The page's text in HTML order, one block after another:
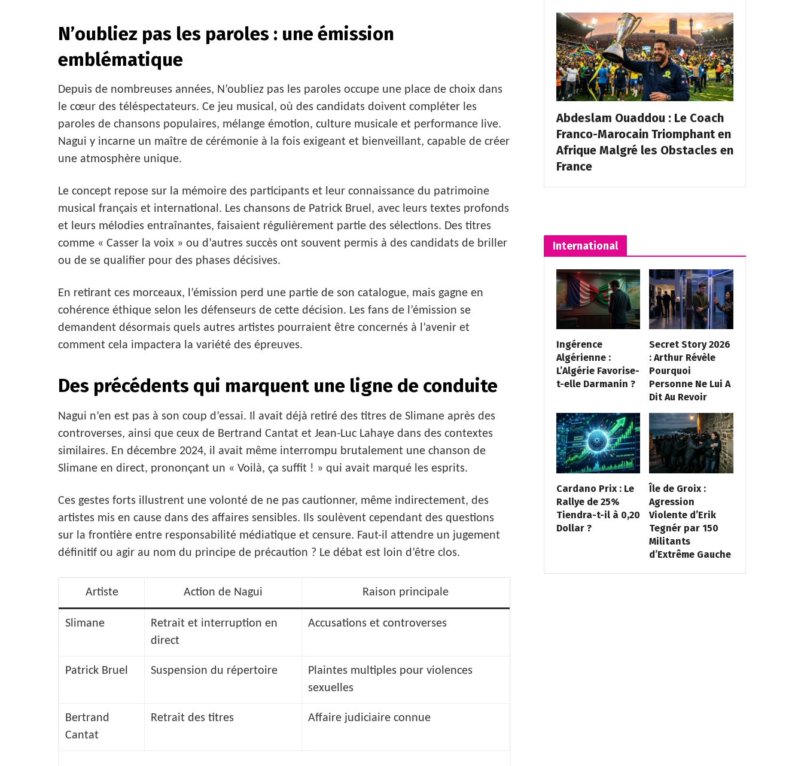
N’oubliez pas les paroles : une émission
emblématique
Depuis de nombreuses années, N’oubliez pas les paroles occupe une place de choix dans
le cœur des téléspectateurs. Ce jeu musical, où des candidats doivent compléter les
paroles de chansons populaires, mélange émotion, culture musicale et performance live.
Nagui y incarne un maître de cérémonie à la fois exigeant et bienveillant, capable de créer
une atmosphère unique.
Le concept repose sur la mémoire des participants et leur connaissance du patrimoine
musical français et international. Les chansons de Patrick Bruel, avec leurs textes profonds
et leurs mélodies entraînantes, faisaient régulièrement partie des sélections. Des titres
comme « Casser la voix » ou d’autres succès ont souvent permis à des candidats de briller
ou de se qualifier pour des phases décisives.
En retirant ces morceaux, l’émission perd une partie de son catalogue, mais gagne en
cohérence éthique selon les défenseurs de cette décision. Les fans de l’émission se
demandent désormais quels autres artistes pourraient être concernés à l’avenir et
comment cela impactera la variété des épreuves.
Des précédents qui marquent une ligne de conduite
Nagui n’en est pas à son coup d’essai. Il avait déjà retiré des titres de Slimane après des
controverses, ainsi que ceux de Bertrand Cantat et Jean-Luc Lahaye dans des contextes
similaires. En décembre 2024, il avait même interrompu brutalement une chanson de
Slimane en direct, prononçant un « Voilà, ça suffit ! » qui avait marqué les esprits.
Ces gestes forts illustrent une volonté de ne pas cautionner, même indirectement, des
artistes mis en cause dans des affaires sensibles. Ils soulèvent cependant des questions
sur la frontière entre responsabilité médiatique et censure. Faut-il attendre un jugement
définitif ou agir au nom du principe de précaution ? Le débat est loin d’être clos.
Artiste Action de Nagui Raison principale
Slimane
Retrait et interruption en
direct
Accusations et controverses
Patrick Bruel Suspension du répertoire
Plaintes multiples pour violences
sexuelles
Bertrand
Cantat
Retrait des titres Affaire judiciaire connue
Abdeslam Ouaddou : Le Coach
Franco-Marocain Triomphant en
Afrique Malgré les Obstacles en
France
International
Ingérence
Algérienne :
L’Algérie Favorise-
t-elle Darmanin ?
Secret Story 2026
: Arthur Révèle
Pourquoi
Personne Ne Lui A
Dit Au Revoir
Cardano Prix : Le
Rallye de 25%
Tiendra-t-il à 0,20
Dollar ?
Île de Groix :
Agression
Violente d’Erik
Tegnér par 150
Militants
d’Extrême Gauche